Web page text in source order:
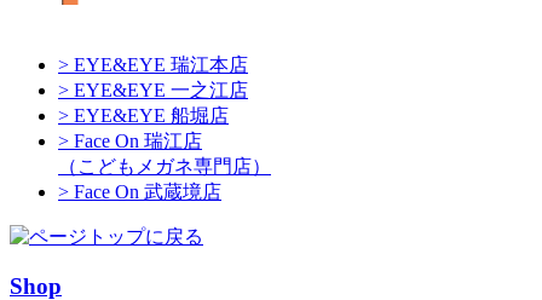
> EYE&EYE 瑞江本店
> EYE&EYE 一之江店
> EYE&EYE 船堀店
> Face On 瑞江店
（こどもメガネ専門店）
> Face On 武蔵境店
Shop